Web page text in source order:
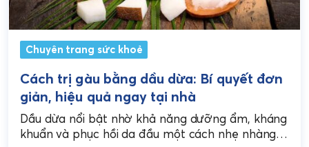
Chuyên trang sức khoẻ
Cách trị gàu bằng dầu dừa: Bí quyết đơn
giản, hiệu quả ngay tại nhà
Dầu dừa nổi bật nhờ khả năng dưỡng ẩm, kháng
khuẩn và phục hồi da đầu một cách nhẹ nhàng.